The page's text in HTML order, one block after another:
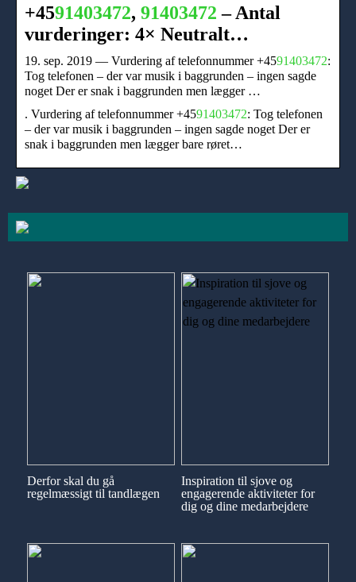
+4591403472, 91403472 – Antal
vurderinger: 4× Neutralt…
19. sep. 2019 — Vurdering af telefonnummer +4591403472:
Tog telefonen – der var musik i baggrunden – ingen sagde
noget Der er snak i baggrunden men lægger …
. Vurdering af telefonnummer +4591403472: Tog telefonen
– der var musik i baggrunden – ingen sagde noget Der er
snak i baggrunden men lægger bare røret…
Derfor skal du gå
regelmæssigt til tandlægen
Inspiration til sjove og
engagerende aktiviteter for
dig og dine medarbejdere